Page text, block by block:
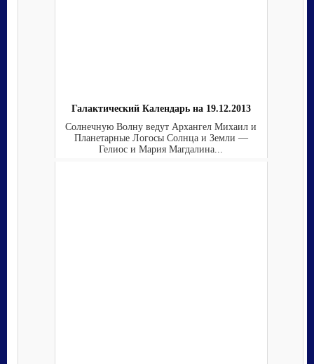
Галактический Календарь на 19.12.2013
Солнечную Волну ведут Архангел Михаил и
Планетарные Логосы Солнца и Земли —
Гелиос и Мария Магдалина...